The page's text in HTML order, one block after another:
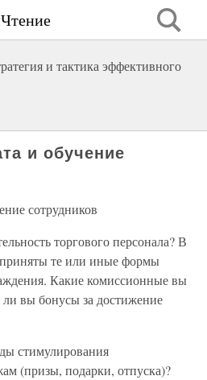
и тактика эффективного
и обучение
сотрудников
торгового персонала? В
те или иные формы
Какие комиссионные вы
ли вы бонусы за достижение
стимулирования
(призы, подарки, отпуска)?